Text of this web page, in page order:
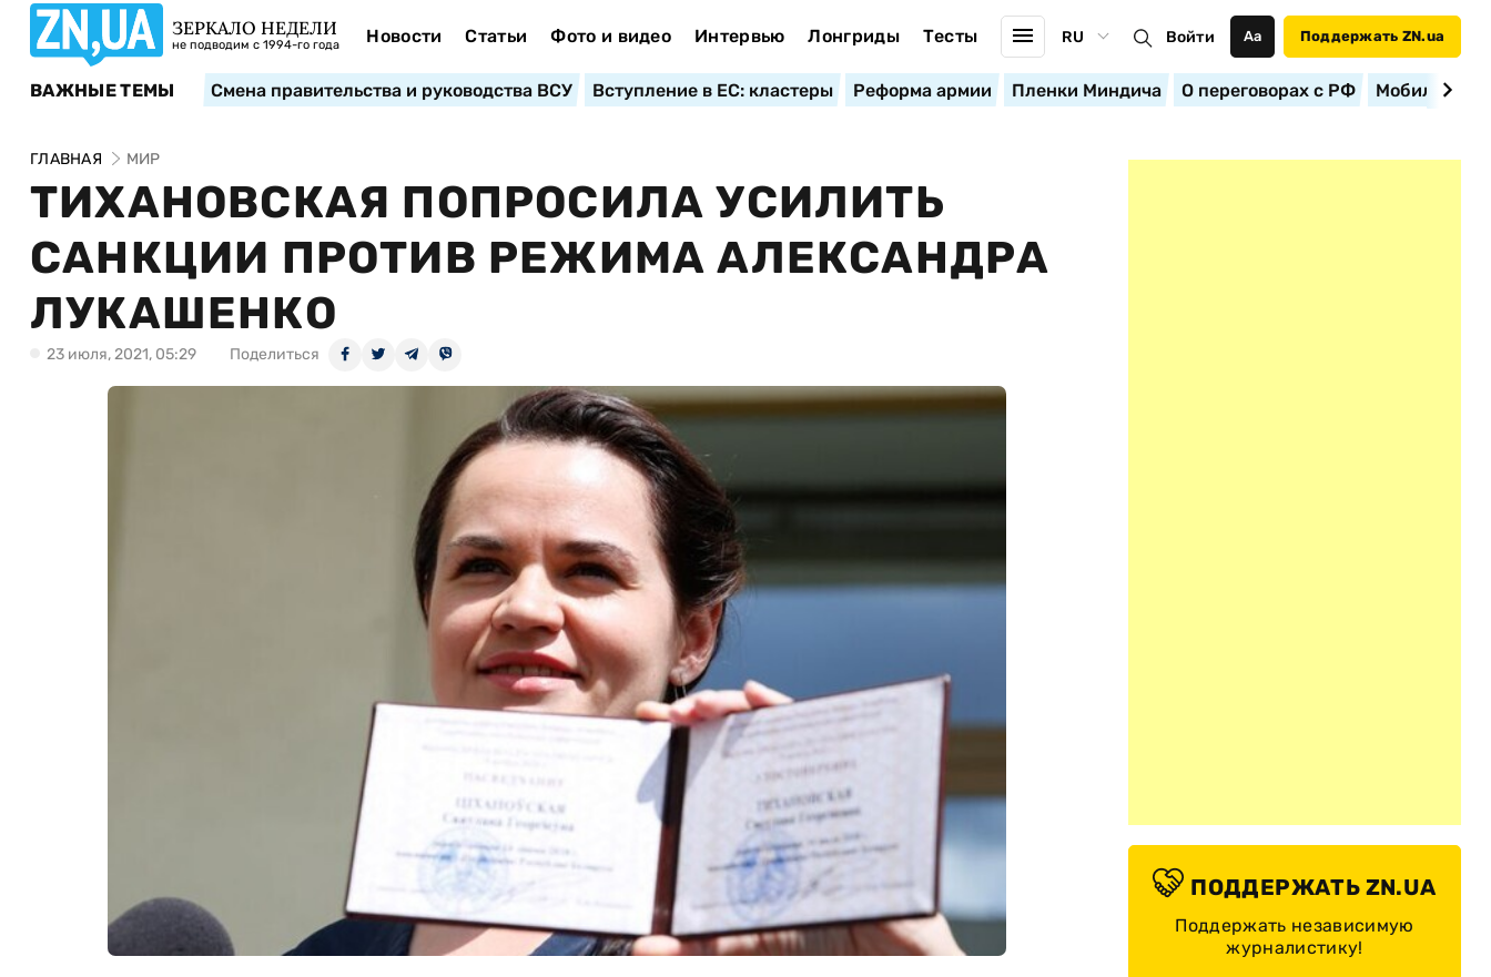
ЗЕРКАЛО НЕДЕЛИ
не подводим с 1994-го года Новости Статьи Фото и видео Интервью Лонгриды Тесты RU Войти Аа Поддержать ZN.ua
ВАЖНЫЕ ТЕМЫ Смена правительства и руководства ВСУ Вступление в ЕС: кластеры Реформа армии Пленки Миндича О переговорах с РФ
ГЛАВНАЯ МИР
ТИХАНОВСКАЯ ПОПРОСИЛА УСИЛИТЬ
САНКЦИИ ПРОТИВ РЕЖИМА АЛЕКСАНДРА
ЛУКАШЕНКО
23 июля, 2021, 05:29 Поделиться
ПОДДЕРЖАТЬ ZN.UA
Поддержать независимую
журналистику!